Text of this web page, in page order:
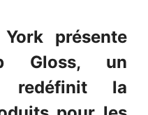
présente
Gloss, un
redéfinit la